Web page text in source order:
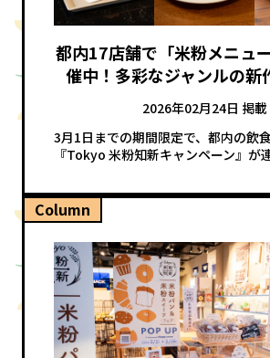
都内17店舗で「米粉メニュ
催中！多彩なジャンルの新
2026年02月24日 掲載
3月1日までの期間限定で、都内の飲
『Tokyo 米粉知新キャンペーン』が
Column